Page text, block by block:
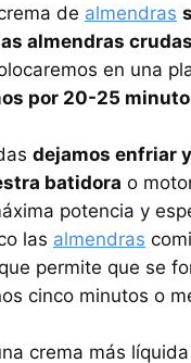
de almendras
almendras crudas
en una
por 20-25
dejamos enfriar
batidora o
potencia y
las almendras
permite que se
cinco minutos o
crema más líquida